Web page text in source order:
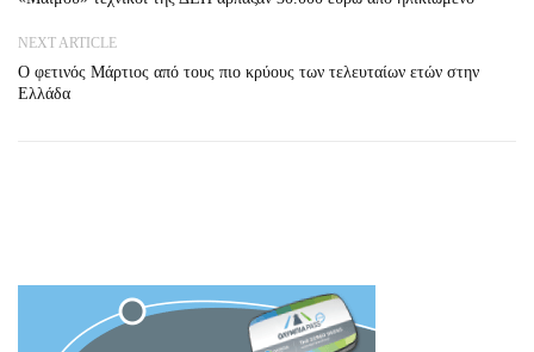
NEXT ARTICLE
Ο φετινός Μάρτιος από τους πιο κρύους των τελευταίων ετών στην
Ελλάδα